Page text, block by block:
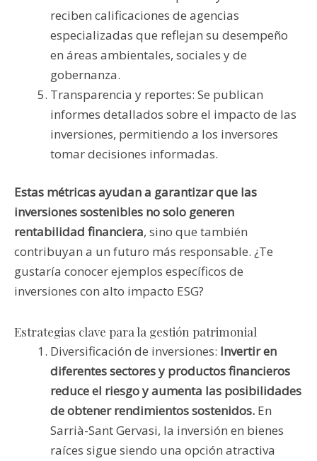
reciben calificaciones de agencias
especializadas que reflejan su desempeño
en áreas ambientales, sociales y de
gobernanza.
Transparencia y reportes: Se publican
informes detallados sobre el impacto de las
inversiones, permitiendo a los inversores
tomar decisiones informadas.
Estas métricas ayudan a garantizar que las
inversiones sostenibles no solo generen
rentabilidad financiera, sino que también
contribuyan a un futuro más responsable. ¿Te
gustaría conocer ejemplos específicos de
inversiones con alto impacto ESG?
Estrategias clave para la gestión patrimonial
Diversificación de inversiones: Invertir en
diferentes sectores y productos financieros
reduce el riesgo y aumenta las posibilidades
de obtener rendimientos sostenidos. En
Sarrià-Sant Gervasi, la inversión en bienes
raíces sigue siendo una opción atractiva